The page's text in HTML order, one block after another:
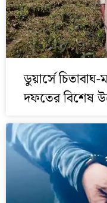
ডুয়ার্সে
দফতের বিশেষ